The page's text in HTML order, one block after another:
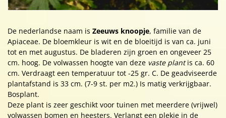
De nederlandse naam is Zeeuws knoopje, familie van de
Apiaceae. De bloemkleur is wit en de bloeitijd is van ca. juni
tot en met augustus. De bladeren zijn groen en ongeveer 25
cm. hoog. De volwassen hoogte van deze vaste plantis ca. 60
cm. Verdraagt een temperatuur tot -25 gr. C. De geadviseerde
plantafstand is 33 cm. (7-9 st. per m2.) Is matig verkrijgbaar.
Bosplant.
Deze plant is zeer geschikt voor tuinen met meerdere (vrijwel)
volwassen bomen en heesters. Verlangt een plekje in de